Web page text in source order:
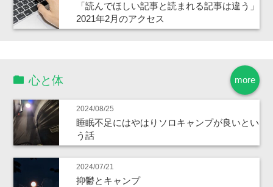
「読んでほしい記事と読まれる記事は違う」
2021年2月のアクセス
more
心と体
2024/08/25
睡眠不足にはやはりソロキャンプが良いとい
う話
2024/07/21
抑鬱とキャンプ